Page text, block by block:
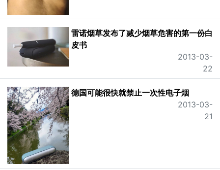
雷诺烟草发布了减少烟草危害的第一份白
皮书
2013-03-
22
德国可能很快就禁止一次性电子烟
2013-03-
21